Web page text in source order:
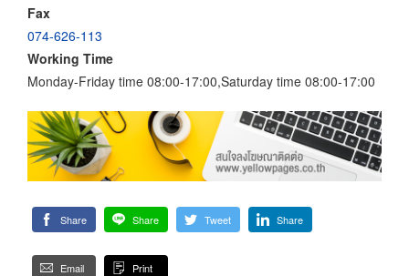
Fax
074-626-113
Working Time
Monday-Friday time 08:00-17:00,Saturday time 08:00-17:00
Share Share Tweet Share
Email Print